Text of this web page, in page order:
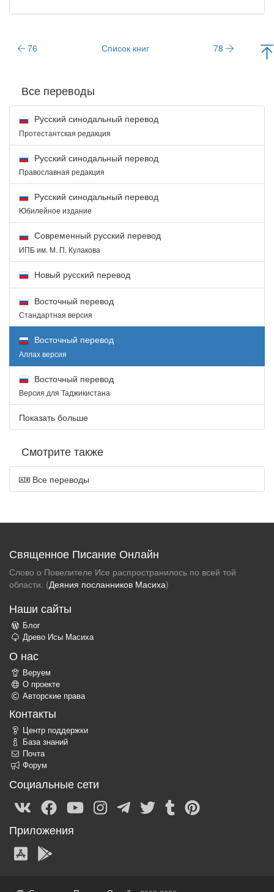
76 Список книг 78
Все переводы
Русский синодальный перевод
Протестантская редакция
Русский синодальный перевод
Православная редакция
Русский синодальный перевод
Юбилейное издание
Современный русский перевод
ИПБ им. М. П. Кулакова
Новый русский перевод
Восточный перевод
Стандартная версия
Восточный перевод
Аллах версия
Восточный перевод
Версия для Таджикистана
Показать больше
Смотрите также
Все переводы
Священное Писание Онлайн
Слово о Повелителе Исе распространилось по всей той
области. (Деяния посланников Масиха)
Наши сайты
Блог
Древо Исы Масиха
О нас
Веруем
О проекте
Авторские права
Контакты
Центр поддержки
База знаний
Почта
Форум
Социальные сети
Приложения